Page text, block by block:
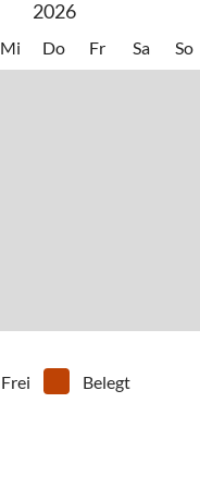
2026
Mi Do Fr Sa So
Frei Belegt